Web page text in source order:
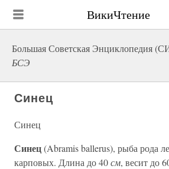
ВикиЧтение
Большая Советская Энциклопедия
БСЭ
Синец
Синец
Синец(Abramis ballerus), рыба рода
карповых. Длина до 40см, весит до